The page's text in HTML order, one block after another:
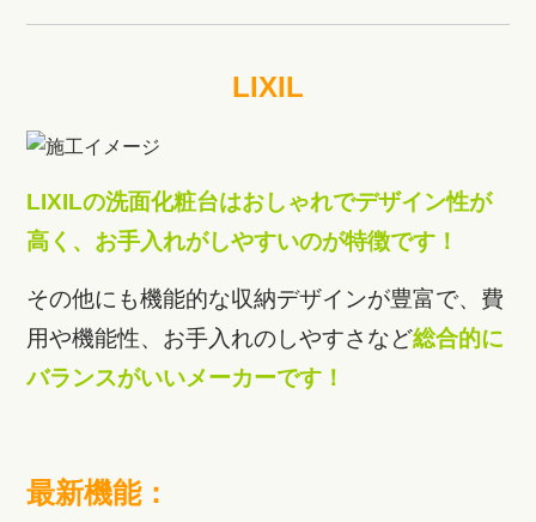
LIXIL
LIXILの洗面化粧台はおしゃれでデザイン性が
高く、お手入れがしやすいのが特徴です！
その他にも機能的な収納デザインが豊富で、費
用や機能性、お手入れのしやすさなど総合的に
バランスがいいメーカーです！
最新機能：